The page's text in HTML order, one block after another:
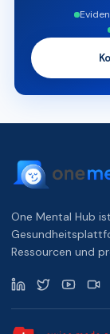
One Mental Hub
Ressourcen und